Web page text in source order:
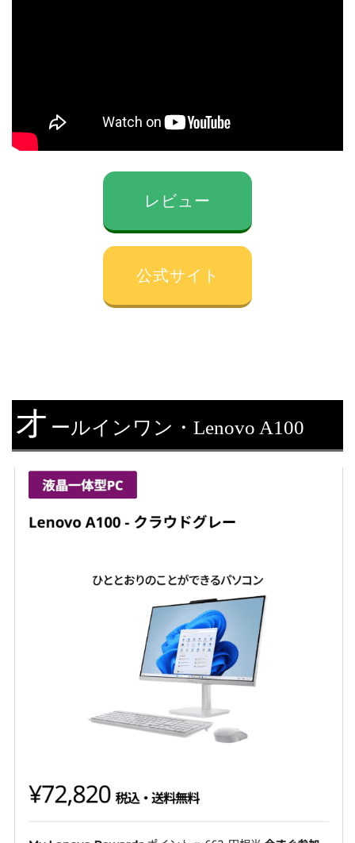
レビュー
公式サイト
オ ールインワン・Lenovo A100